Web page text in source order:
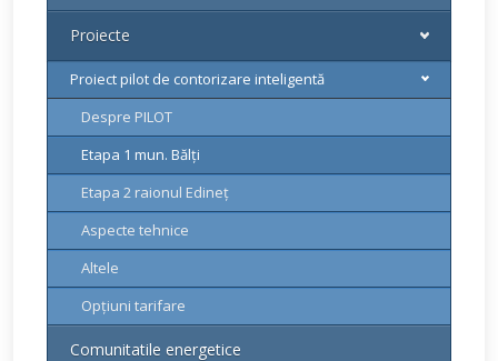
Proiecte
Proiect pilot de contorizare inteligentă
Despre PILOT
Etapa 1 mun. Bălți
Etapa 2 raionul Edineț
Aspecte tehnice
Altele
Opțiuni tarifare
Comunitatile energetice